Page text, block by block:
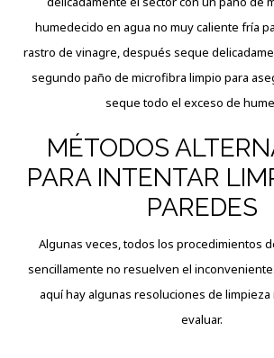
humedecido en agua no muy caliente fría
rastro de vinagre, después seque
segundo paño de microfibra limpio para
seque todo el exceso de
MÉTODOS
PARA INTENTAR
PAREDES
Algunas veces, todos los procedimientos
sencillamente no resuelven el
aquí hay algunas resoluciones de
evaluar.